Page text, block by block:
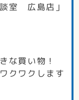
室 広島店」
な買い物！
クワクします